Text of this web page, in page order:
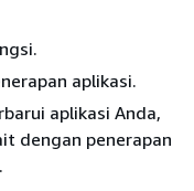
aplikasi.
aplikasi Anda,
dengan penerapan